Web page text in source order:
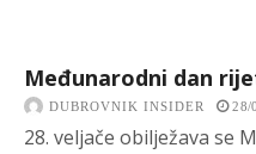
Međunarodni dan
DUBROVNIK INSIDER 28/
28. veljače obilježava se